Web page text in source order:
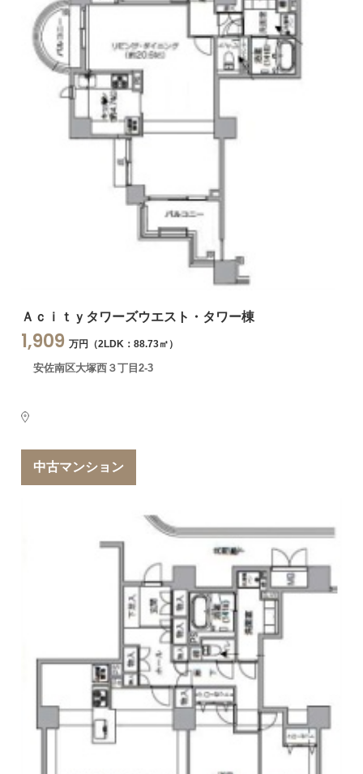
Ａｃｉｔｙタワーズウエスト・タワー棟
1,909 万円（2LDK：88.73㎡）
安佐南区大塚西３丁目2-3
中古マンション